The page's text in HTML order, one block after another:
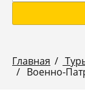
Главная
Военно-